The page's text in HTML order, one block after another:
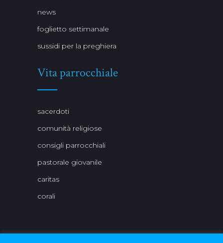
news
foglietto settimanale
sussidi per la preghiera
Vita parrocchiale
sacerdoti
comunità religiose
consigli parrocchiali
pastorale giovanile
caritas
corali